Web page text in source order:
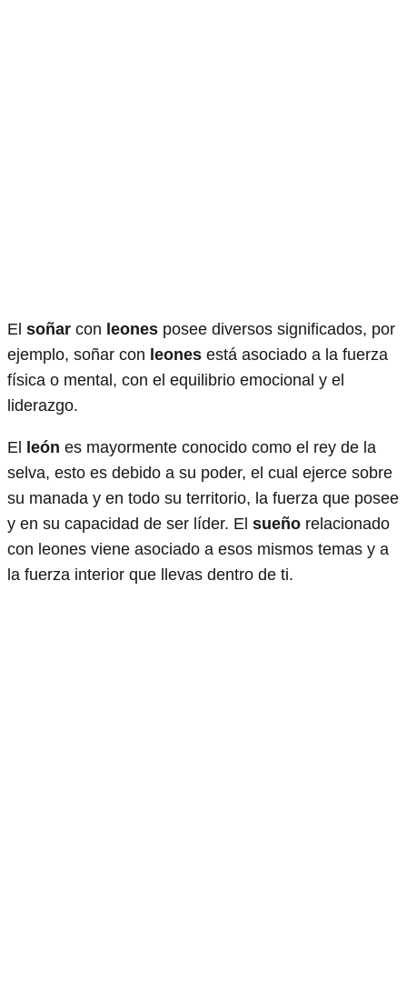
El soñar con leones posee diversos significados, por
ejemplo, soñar con leones está asociado a la fuerza
física o mental, con el equilibrio emocional y el
liderazgo.
El león es mayormente conocido como el rey de la
selva, esto es debido a su poder, el cual ejerce sobre
su manada y en todo su territorio, la fuerza que posee
y en su capacidad de ser líder. El sueño relacionado
con leones viene asociado a esos mismos temas y a
la fuerza interior que llevas dentro de ti.